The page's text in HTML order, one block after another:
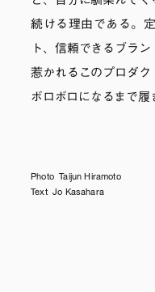
続ける理由である。
ト、信頼できるブラ
惹かれるこのプロダク
ボロボロになるまで履
Photo Taijun Hiramoto
Text Jo Kasahara